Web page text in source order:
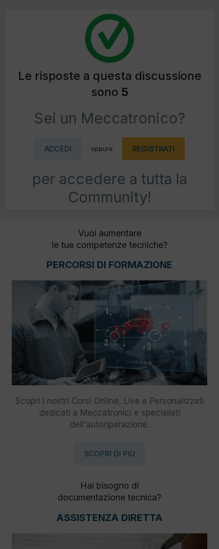
Le risposte a questa discussione
sono 5
Sei un Meccatronico?
ACCEDI oppure REGISTRATI
per accedere a tutta la
Community!
Vuoi aumentare
le tue competenze tecniche?
PERCORSI DI FORMAZIONE
Scopri i nostri Corsi Online, Live e Personalizzati
dedicati a Meccatronici e specialisti
dell'autoriparazione.
SCOPRI DI PIÙ
Hai bisogno di
documentazione tecnica?
ASSISTENZA DIRETTA